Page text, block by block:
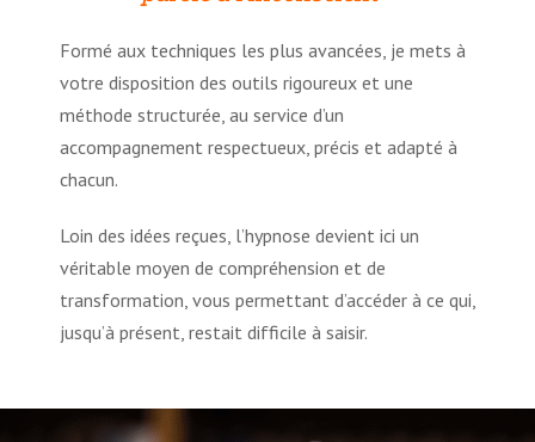
Sommeil et Hypnose
Somnambulisme et hypnose
Confiance en soi et hypnose
Estime de soi et hypnose
Hypnose pour enfants et adolescents
Formé aux techniques les plus avancées, je mets à
votre disposition des outils rigoureux et une
méthode structurée, au service d’un
accompagnement respectueux, précis et adapté à
chacun.
Loin des idées reçues, l’hypnose devient ici un
véritable moyen de compréhension et de
transformation, vous permettant d’accéder à ce qui,
jusqu’à présent, restait difficile à saisir.